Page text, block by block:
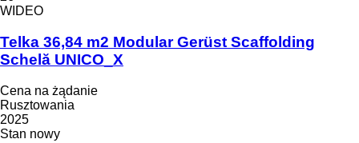
WIDEO
Telka 36,84 m2 Modular Gerüst Scaffolding
Schelă UNICO_X
Cena na żądanie
Rusztowania
2025
Stan nowy